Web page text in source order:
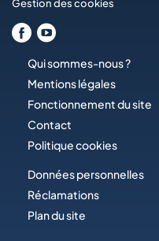
Gestion des cookies
Qui sommes-nous ?
Mentions légales
Fonctionnement du site
Contact
Politique cookies
Données personnelles
Réclamations
Plan du site